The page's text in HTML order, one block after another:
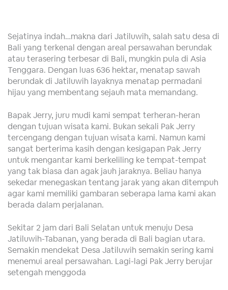
Sejatinya indah…makna dari Jatiluwih, salah satu desa di
Bali yang terkenal dengan areal persawahan berundak
atau terasering terbesar di Bali, mungkin pula di Asia
Tenggara. Dengan luas 636 hektar, menatap sawah
berundak di Jatiluwih layaknya menatap permadani
hijau yang membentang sejauh mata memandang.
Bapak Jerry, juru mudi kami sempat terheran-heran
dengan tujuan wisata kami. Bukan sekali Pak Jerry
tercengang dengan tujuan wisata kami. Namun kami
sangat berterima kasih dengan kesigapan Pak Jerry
untuk mengantar kami berkeliling ke tempat-tempat
yang tak biasa dan agak jauh jaraknya. Beliau hanya
sekedar menegaskan tentang jarak yang akan ditempuh
agar kami memiliki gambaran seberapa lama kami akan
berada dalam perjalanan.
Sekitar 2 jam dari Bali Selatan untuk menuju Desa
Jatiluwih-Tabanan, yang berada di Bali bagian utara.
Semakin mendekat Desa Jatiluwih semakin sering kami
menemui areal persawahan. Lagi-lagi Pak Jerry berujar
setengah menggoda